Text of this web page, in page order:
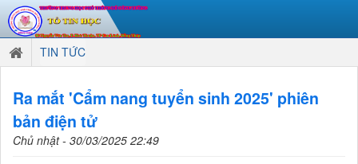
TIN TỨC
Ra mắt 'Cẩm nang tuyển sinh 2025' phiên
bản điện tử
Chủ nhật - 30/03/2025 22:49